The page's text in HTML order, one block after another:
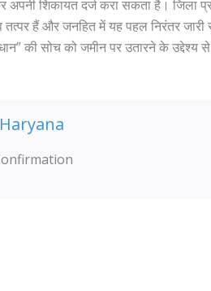
अपनी शिकायत दर्ज करा सकता है। जिला
हैं और जनहित में यह पहल निरंतर जारी
की सोच को जमीन पर उतारने के उद्देश्य